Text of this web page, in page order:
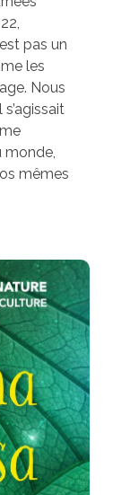
pas un
les
Nous
monde,
mêmes